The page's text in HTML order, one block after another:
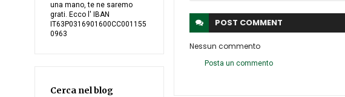
una mano, te ne saremo
grati. Ecco l' IBAN
IT63P0316901600CC001155
0963
Cerca nel blog
POST COMMENT
Nessun commento
Posta un commento